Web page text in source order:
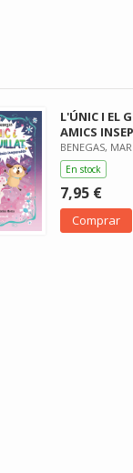
L'ÚNIC I EL
AMICS
BENEGAS, MAR
En stock
7,95 €
Comprar